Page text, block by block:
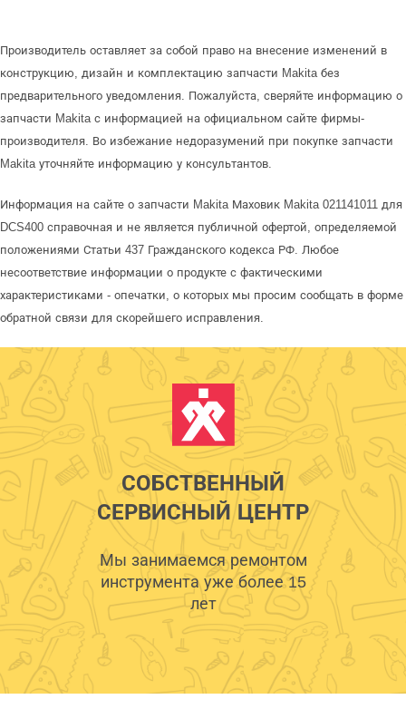
Производитель оставляет за собой право на внесение изменений в
конструкцию, дизайн и комплектацию запчасти Makita без
предварительного уведомления. Пожалуйста, сверяйте информацию о
запчасти Makita с информацией на официальном сайте фирмы-
производителя. Во избежание недоразумений при покупке запчасти
Makita уточняйте информацию у консультантов.
Информация на сайте о запчасти Makita Маховик Makita 021141011 для
DCS400 справочная и не является публичной офертой, определяемой
положениями Статьи 437 Гражданского кодекса РФ. Любое
несоответствие информации о продукте с фактическими
характеристиками - опечатки, о которых мы просим сообщать в форме
обратной связи для скорейшего исправления.
СОБСТВЕННЫЙ
СЕРВИСНЫЙ ЦЕНТР
Мы занимаемся ремонтом
инструмента уже более 15
лет